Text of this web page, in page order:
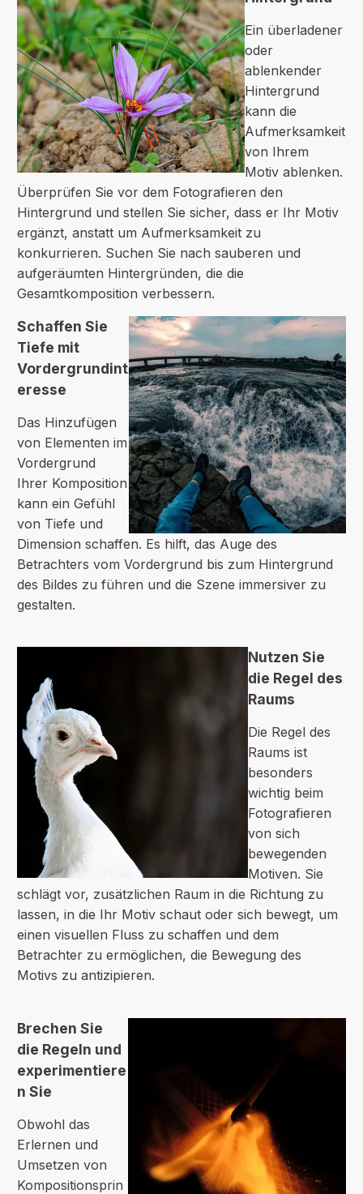
Ein überladener
oder
ablenkender
Hintergrund
kann die
Aufmerksamkeit
von Ihrem
Motiv ablenken.
Überprüfen Sie vor dem Fotografieren den
Hintergrund und stellen Sie sicher, dass er Ihr Motiv
ergänzt, anstatt um Aufmerksamkeit zu
konkurrieren. Suchen Sie nach sauberen und
aufgeräumten Hintergründen, die die
Gesamtkomposition verbessern.
Schaffen Sie
Tiefe mit
Vordergrundint
eresse
Das Hinzufügen
von Elementen im
Vordergrund
Ihrer Komposition
kann ein Gefühl
von Tiefe und
Dimension schaffen. Es hilft, das Auge des
Betrachters vom Vordergrund bis zum Hintergrund
des Bildes zu führen und die Szene immersiver zu
gestalten.
Nutzen Sie
die Regel des
Raums
Die Regel des
Raums ist
besonders
wichtig beim
Fotografieren
von sich
bewegenden
Motiven. Sie
schlägt vor, zusätzlichen Raum in die Richtung zu
lassen, in die Ihr Motiv schaut oder sich bewegt, um
einen visuellen Fluss zu schaffen und dem
Betrachter zu ermöglichen, die Bewegung des
Motivs zu antizipieren.
Brechen Sie
die Regeln und
experimentiere
n Sie
Obwohl das
Erlernen und
Umsetzen von
Kompositionsprin